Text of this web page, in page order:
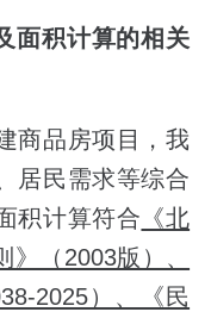
面积计算的相关
商品房项目，我
居民需求等综合
积计算符合 《北
（2003版）、
2025）、《民